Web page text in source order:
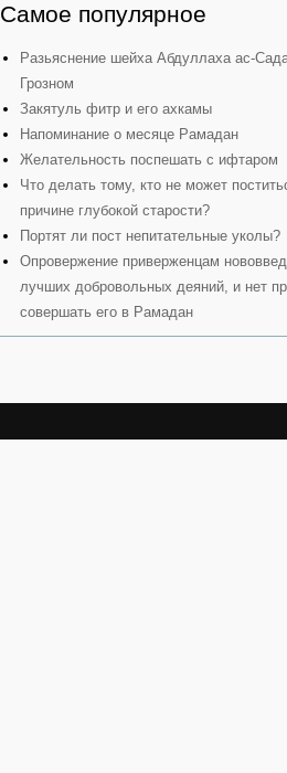
Самое популярное
Разьяснение шейха Абдуллаха ас-
Грозном
Закятуль фитр и его ахкамы
Напоминание о месяце Рамадан
Желательность поспешать с ифтаром
Что делать тому, кто не может
причине глубокой старости?
Портят ли пост непитательные уколы?
Опровержение приверженцам
лучших добровольных деяний, и нет
совершать его в Рамадан